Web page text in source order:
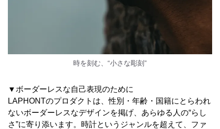
時を刻む、“小さな彫刻”
▼ボーダーレスな自己表現のために
LAPHONTのプロダクトは、性別・年齢・国籍にとらわれ
ないボーダーレスなデザインを掲げ、あらゆる人の“らし
さ”に寄り添います。時計というジャンルを超えて、ファ